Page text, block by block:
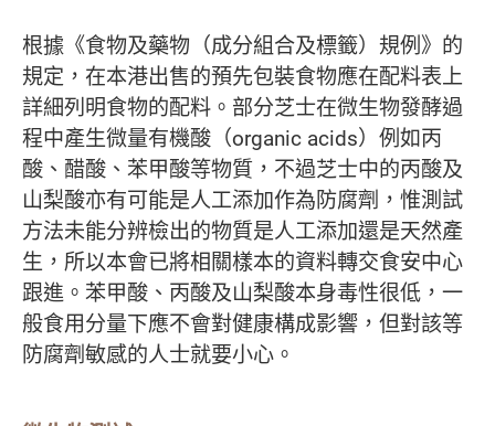
根據《食物及藥物（成分組合及標籤）規例》的
規定，在本港出售的預先包裝食物應在配料表上
詳細列明食物的配料。部分芝士在微生物發酵過
程中產生微量有機酸（organic acids）例如丙
酸、醋酸、苯甲酸等物質，不過芝士中的丙酸及
山梨酸亦有可能是人工添加作為防腐劑，惟測試
方法未能分辨檢出的物質是人工添加還是天然產
生，所以本會已將相關樣本的資料轉交食安中心
跟進。苯甲酸、丙酸及山梨酸本身毒性很低，一
般食用分量下應不會對健康構成影響，但對該等
防腐劑敏感的人士就要小心。